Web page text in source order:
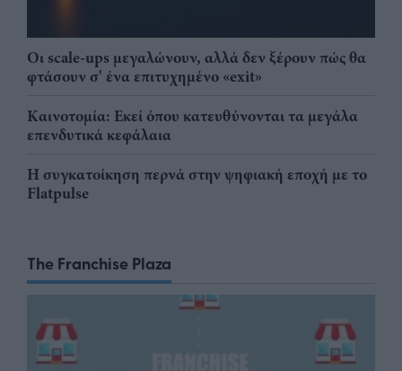
Οι scale-ups μεγαλώνουν, αλλά δεν ξέρουν πώς θα
φτάσουν σ' ένα επιτυχημένο «exit»
Καινοτομία: Εκεί όπου κατευθύνονται τα μεγάλα
επενδυτικά κεφάλαια
Η συγκατοίκηση περνά στην ψηφιακή εποχή με το
Flatpulse
The Franchise Plaza